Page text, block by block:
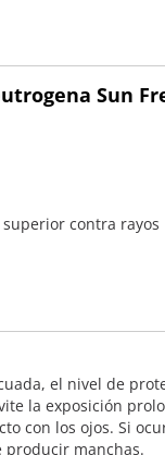
Sun
contra rayos
el nivel de
la exposición
con los ojos. Si
producir manchas.